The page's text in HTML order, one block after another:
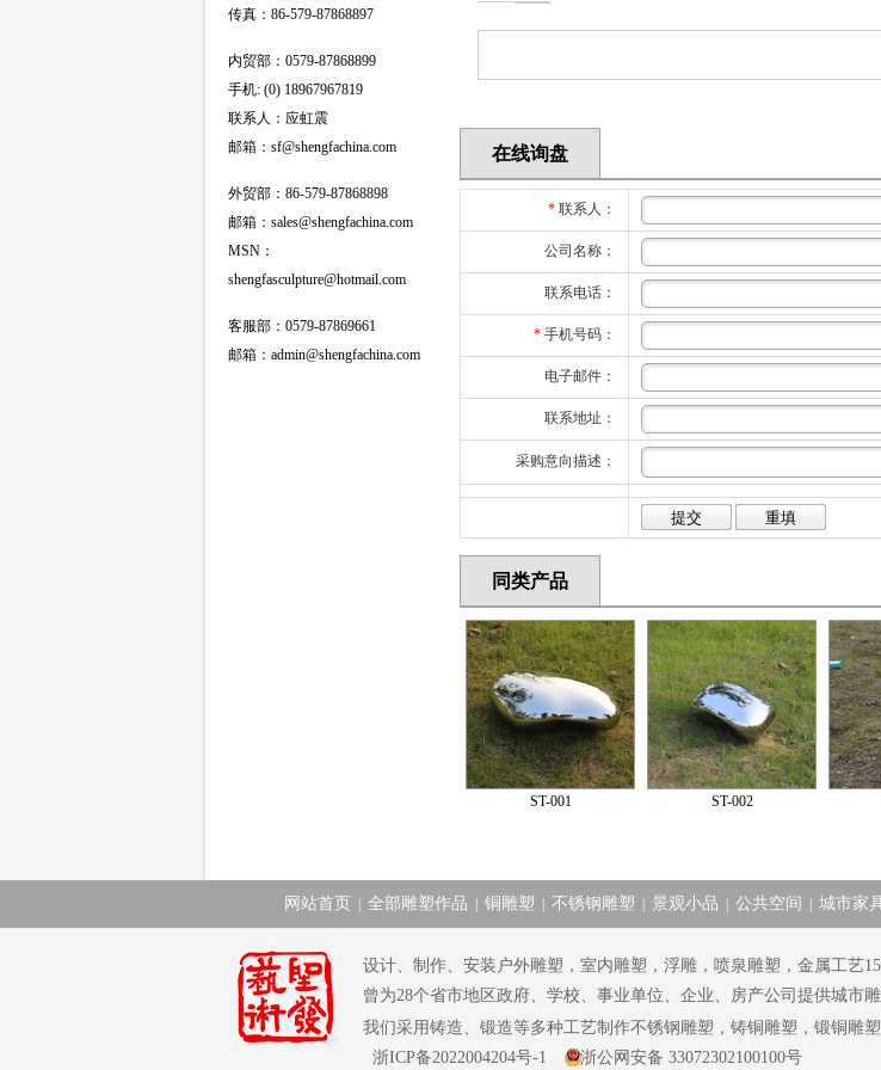
传真：86-579-87868897
内贸部：0579-87868899
手机: (0) 18967967819
联系人：应虹震
邮箱：sf@shengfachina.com
外贸部：86-579-87868898
邮箱：sales@shengfachina.com
MSN：
shengfasculpture@hotmail.com
客服部：0579-87869661
邮箱：admin@shengfachina.com
在线询盘
* 联系人：
公司名称：
联系电话：
* 手机号码：
电子邮件：
联系地址：
采购意向描述：
同类产品
ST-001 ST-002
网站首页 全部雕塑作品 铜雕塑 不锈钢雕塑 景观小品 公共空间 城市家
设计、制作、安装户外雕塑，室内雕塑，浮雕，喷泉雕塑，金属工艺
曾为28个省市地区政府、学校、事业单位、企业、房产公司提供城市
我们采用铸造、锻造等多种工艺制作不锈钢雕塑，铸铜雕塑，锻铜
浙ICP备2022004204号-1 浙公网安备 33072302100100号